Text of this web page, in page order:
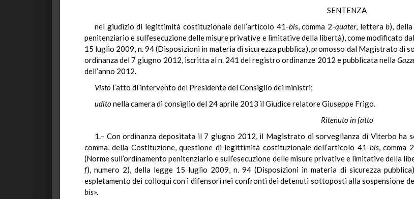
SENTENZA
nel giudizio di legittimità costituzionale dell’articolo 41-bis, comma 2-quater, letterab),
penitenziario e sull’esecuzione delle misure privative e limitative della libertà), come modificato
15 luglio 2009, n. 94 (Disposizioni in materia di sicurezza pubblica), promosso dal Magistrato di
ordinanza del 7 giugno 2012, iscritta al n. 241 del registro ordinanze 2012 e pubblicata nella
dell’anno 2012.
Visto l’atto di intervento del Presidente del Consiglio dei ministri;
uditonella camera di consiglio del 24 aprile 2013 il Giudice relatore Giuseppe Frigo.
Ritenuto in fatto
1.– Con ordinanza depositata il 7 giugno 2012, il Magistrato di sorveglianza di Viterbo
comma, della Costituzione, questione di legittimità costituzionale dell’articolo 41-bis, comma
(Norme sull’ordinamento penitenziario e sull’esecuzione delle misure privative e limitative della
f), numero 2), della legge 15 luglio 2009, n. 94 (Disposizioni in materia di sicurezza
espletamento dei colloqui con i difensori nei confronti dei detenuti sottoposti alla sospensione
bis».